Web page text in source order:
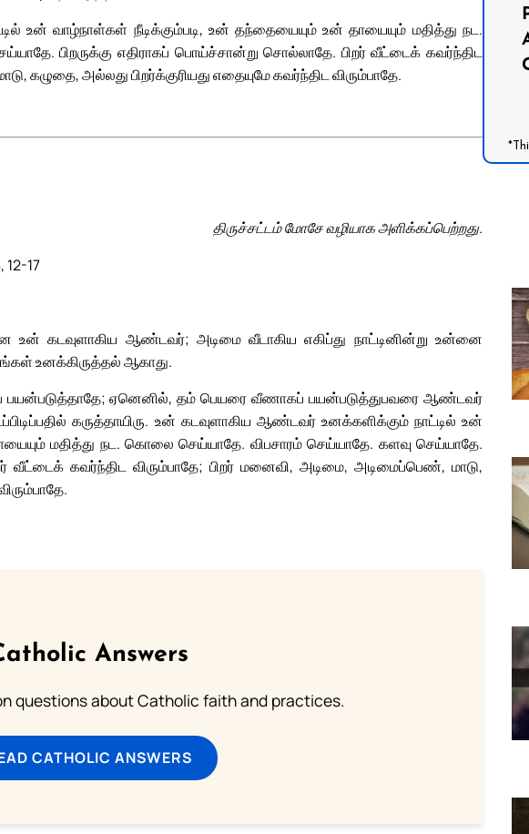
உன் வாழ்நாள்கள் நீடிக்கும்படி, உன் தந்தையையும் உன் தாயையும் மதித்து நட.
பிறருக்கு எதிராகப் பொய்ச்சான்று சொல்லாதே. பிறர் வீட்டைக் கவர்ந்திட
கழுதை, அல்லது பிறர்க்குரியது எதையுமே கவர்ந்திட விரும்பாதே.
திருச்சட்டம் மோசே வழியாக அளிக்கப்பெற்றது.
17
கடவுளாகிய ஆண்டவர்; அடிமை வீடாகிய எகிப்து நாட்டினின்று உன்னை
உனக்கிருத்தல் ஆகாது.
ஏனெனில், தம் பெயரை வீணாகப் பயன்படுத்துபவரை ஆண்டவர்
கருத்தாயிரு. உன் கடவுளாகிய ஆண்டவர் உனக்களிக்கும் நாட்டில் உன்
மதித்து நட. கொலை செய்யாதே. விபசாரம் செய்யாதே. களவு செய்யாதே.
வீட்டைக் கவர்ந்திட விரும்பாதே; பிறர் மனைவி, அடிமை, அடிமைப்பெண், மாடு,
Answers
questions about Catholic faith and practices.
CATHOLIC ANSWERS